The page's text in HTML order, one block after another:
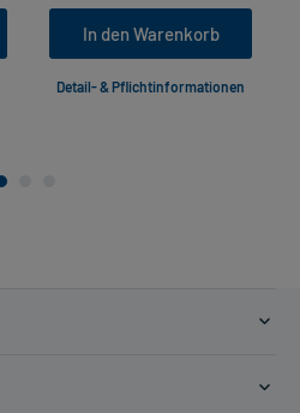
In den Warenkorb
Detail- & Pflichtinformationen